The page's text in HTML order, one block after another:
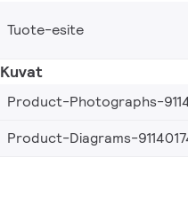
Tuote-esite
Kuvat
Product-Photographs-
Product-Diagrams-